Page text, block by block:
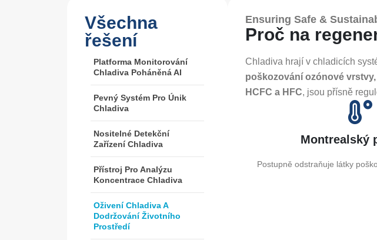
Všechna
řešení
Platforma Monitorování
Chladiva Poháněná AI
Pevný Systém Pro Únik
Chladiva
Nositelné Detekční
Zařízení Chladiva
Přístroj Pro Analýzu
Koncentrace Chladiva
Oživení Chladiva A
Dodržování Životního
Prostředí
Ensuring Safe &
Proč na
Chladiva hrají v chladicích
poškozování ozónové
HCFC a HFC, jsou přísně
Montrealský
Postupně odstraňuje látky